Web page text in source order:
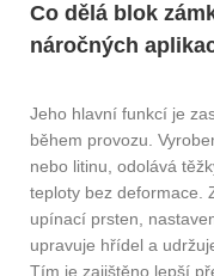
Co dělá blok
náročných
Jeho hlavní funkcí je
během provozu.
nebo litinu, odolává
teploty bez deformace.
upínací prsten,
upravuje hřídel a
Tím je zajištěno lepší